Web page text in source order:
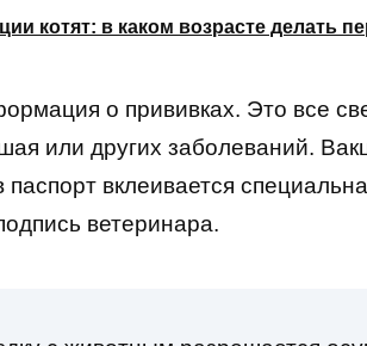
котят: в каком возрасте делать
о прививках. Это все
или других заболеваний.
вклеивается
ветеринара.